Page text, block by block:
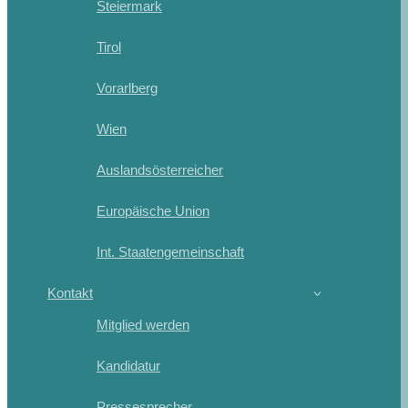
Steiermark
Tirol
Vorarlberg
Wien
Auslandsösterreicher
Europäische Union
Int. Staatengemeinschaft
Kontakt
Mitglied werden
Kandidatur